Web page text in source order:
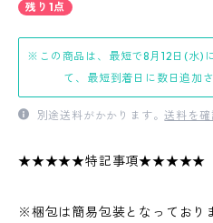
残り1点
※この商品は、最短で8月12日(水)
て、最短到着日に数日追加
別途送料がかかります。送料を確
★★★★★特記事項★★★★★
※梱包は簡易包装となっており